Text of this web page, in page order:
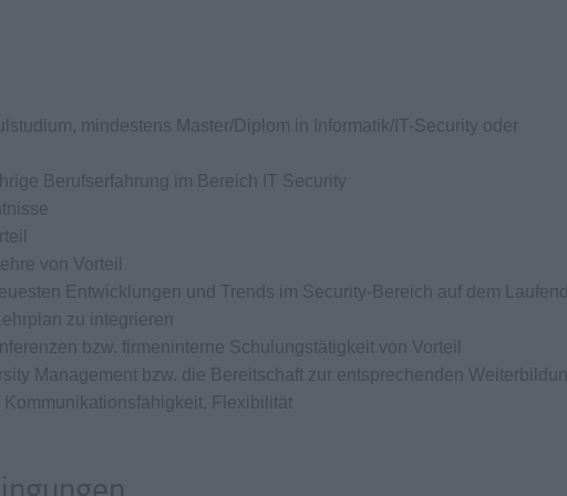
mindestens Master/Diplom in Informatik/IT-Security oder
Berufserfahrung im Bereich IT Security
von Vorteil
Entwicklungen und Trends im Security-Bereich auf dem
zu integrieren
bzw. firmeninterne Schulungstätigkeit von Vorteil
Management bzw. die Bereitschaft zur entsprechenden
Flexibilität